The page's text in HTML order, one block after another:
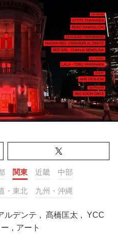
関東 近畿 中部
・東北 九州・沖縄
ルデンテ , 髙橋匡太 , YCC
, アート